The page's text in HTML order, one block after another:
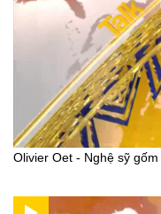
Olivier Oet - Nghệ sỹ